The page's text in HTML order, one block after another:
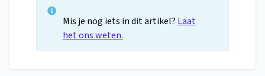
Mis je nog iets in dit artikel? Laat
het ons weten.